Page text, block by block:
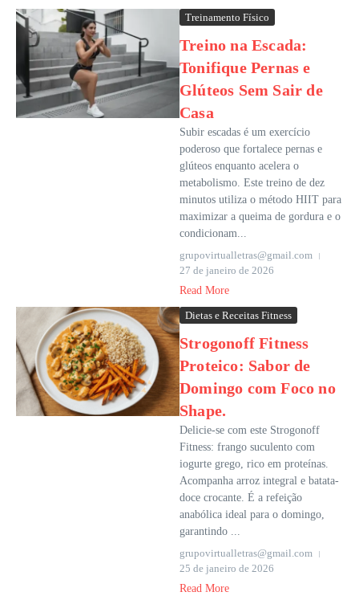
Treinamento Físico
Treino na Escada:
Tonifique Pernas e
Glúteos Sem Sair de
Casa
Subir escadas é um exercício
poderoso que fortalece pernas e
glúteos enquanto acelera o
metabolismo. Este treino de dez
minutos utiliza o método HIIT para
maximizar a queima de gordura e o
condicionam...
grupovirtualletras@gmail.com
27 de janeiro de 2026
Read More
Dietas e Receitas Fitness
Strogonoff Fitness
Proteico: Sabor de
Domingo com Foco no
Shape.
Delicie-se com este Strogonoff
Fitness: frango suculento com
iogurte grego, rico em proteínas.
Acompanha arroz integral e batata-
doce crocante. É a refeição
anabólica ideal para o domingo,
garantindo ...
grupovirtualletras@gmail.com
25 de janeiro de 2026
Read More